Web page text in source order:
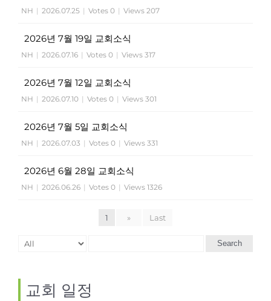
NH | 2026.07.25 | Votes 0 | Views 207
2026년 7월 19일 교회소식
NH | 2026.07.16 | Votes 0 | Views 317
2026년 7월 12일 교회소식
NH | 2026.07.10 | Votes 0 | Views 301
2026년 7월 5일 교회소식
NH | 2026.07.03 | Votes 0 | Views 331
2026년 6월 28일 교회소식
NH | 2026.06.26 | Votes 0 | Views 1326
1 » Last
Search
교회 일정